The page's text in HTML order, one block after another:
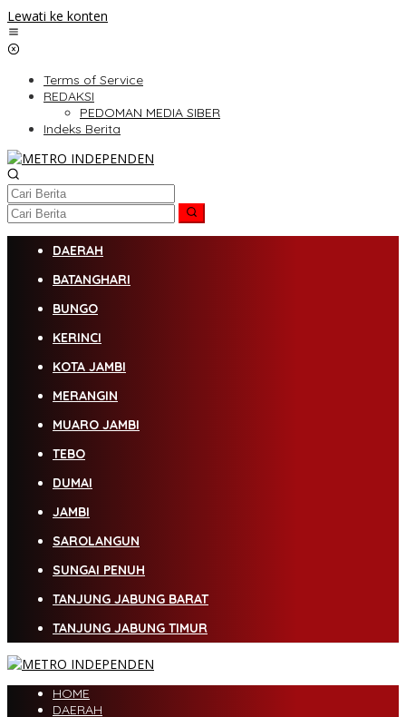
Lewati ke konten
Terms of Service
REDAKSI
PEDOMAN MEDIA SIBER
Indeks Berita
DAERAH
BATANGHARI
BUNGO
KERINCI
KOTA JAMBI
MERANGIN
MUARO JAMBI
TEBO
DUMAI
JAMBI
SAROLANGUN
SUNGAI PENUH
TANJUNG JABUNG BARAT
TANJUNG JABUNG TIMUR
HOME
DAERAH